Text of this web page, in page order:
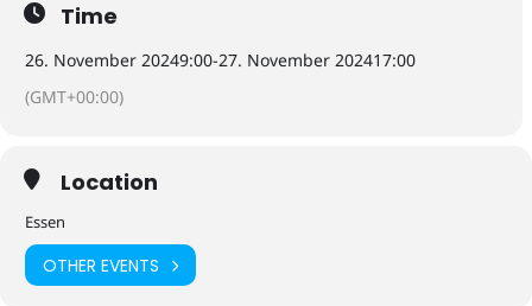
Time
26. November 20249:00-27. November 202417:00
(GMT+00:00)
Location
Essen
OTHER EVENTS